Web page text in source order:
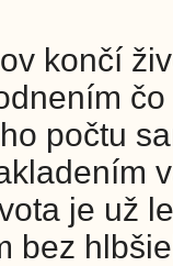
končí
čo
počtu
je už
bez